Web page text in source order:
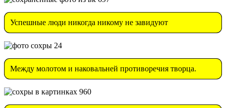
Успешные люди никогда никому не завидуют
Между молотом и наковальней противоречия творца.